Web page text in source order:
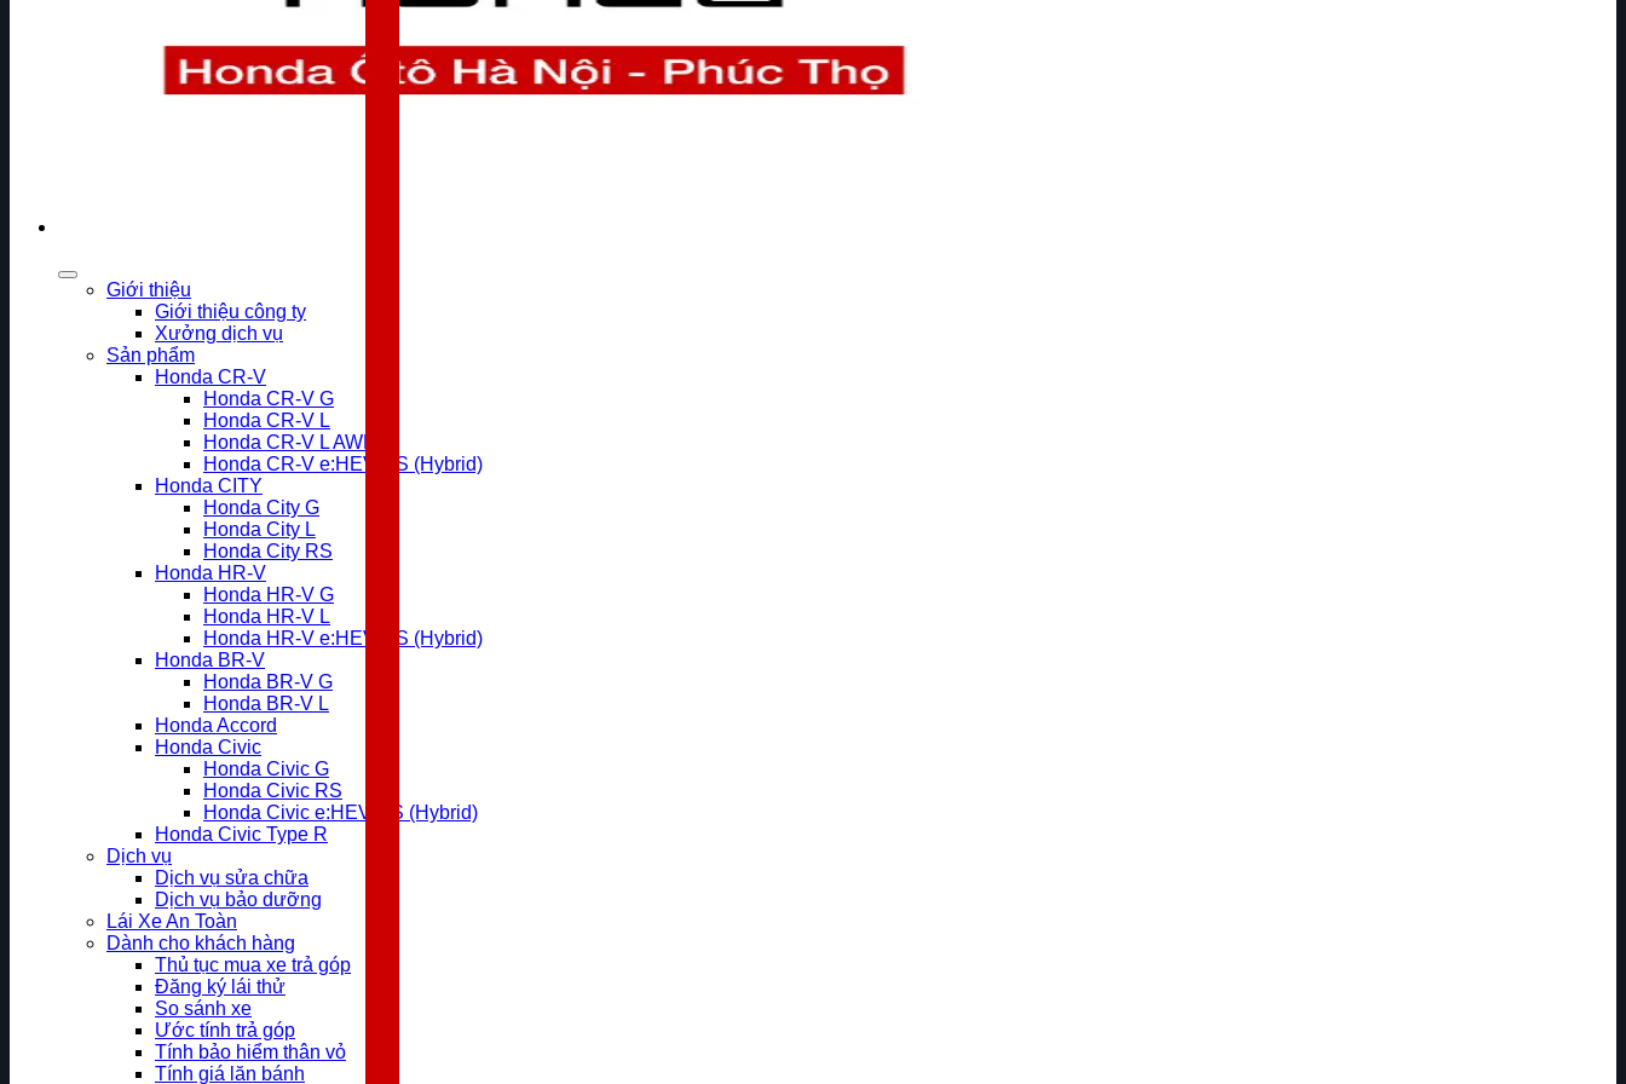
Giới thiệu
Giới thiệu công ty
Xưởng dịch vụ
Sản phẩm
Honda CR-V
Honda CR-V G
Honda CR-V L
Honda CR-V L AWD
Honda CR-V e:HEV RS (Hybrid)
Honda CITY
Honda City G
Honda City L
Honda City RS
Honda HR-V
Honda HR-V G
Honda HR-V L
Honda HR-V e:HEV RS (Hybrid)
Honda BR-V
Honda BR-V G
Honda BR-V L
Honda Accord
Honda Civic
Honda Civic G
Honda Civic RS
Honda Civic e:HEV RS (Hybrid)
Honda Civic Type R
Dịch vụ
Dịch vụ sửa chữa
Dịch vụ bảo dưỡng
Lái Xe An Toàn
Dành cho khách hàng
Thủ tục mua xe trả góp
Đăng ký lái thử
So sánh xe
Ước tính trả góp
Tính bảo hiểm thân vỏ
Tính giá lăn bánh